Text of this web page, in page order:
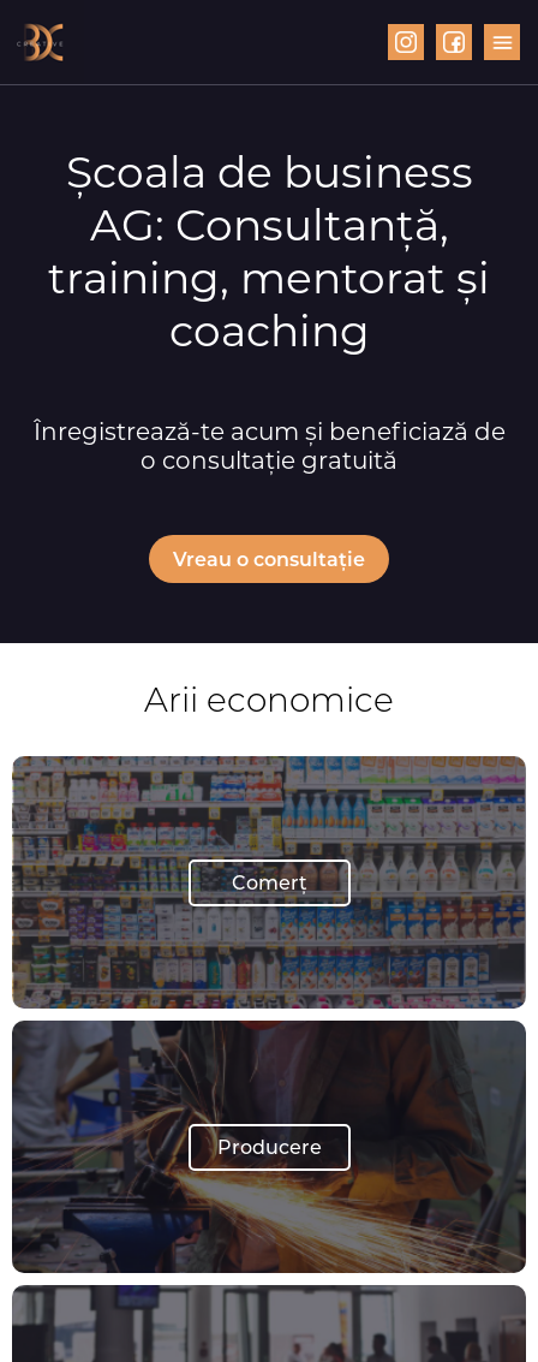
Școala de business
AG: Consultanță,
training, mentorat și
coaching
Înregistrează-te acum și beneficiază de
o consultație gratuită
Vreau o consultație
Arii economice
Comerț
Producere